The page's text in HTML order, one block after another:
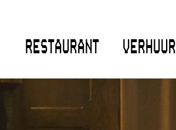
RESTAURANT VERHUUR